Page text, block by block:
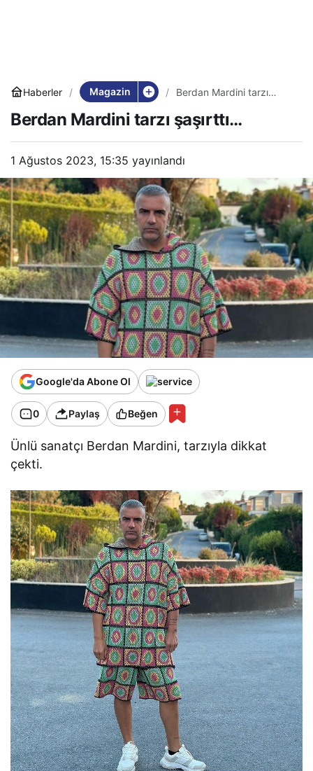
Haberler Magazin
Berdan Mardini tarzı
Berdan Mardini tarzı şaşırttı…
1 Ağustos 2023, 15:35 yayınlandı
Google'da Abone Ol
0 Paylaş Beğen
Ünlü sanatçı Berdan Mardini, tarzıyla dikkat
çekti.